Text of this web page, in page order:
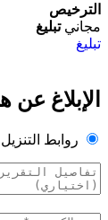
الترخيص
مجاني تبليغ
تبليغ
الإبلاغ عن
روابط